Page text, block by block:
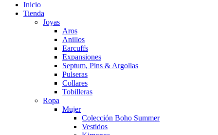
Inicio
Tienda
Joyas
Aros
Anillos
Earcuffs
Expansiones
Septum, Pins & Argollas
Pulseras
Collares
Tobilleras
Ropa
Mujer
Colección Boho Summer
Vestidos